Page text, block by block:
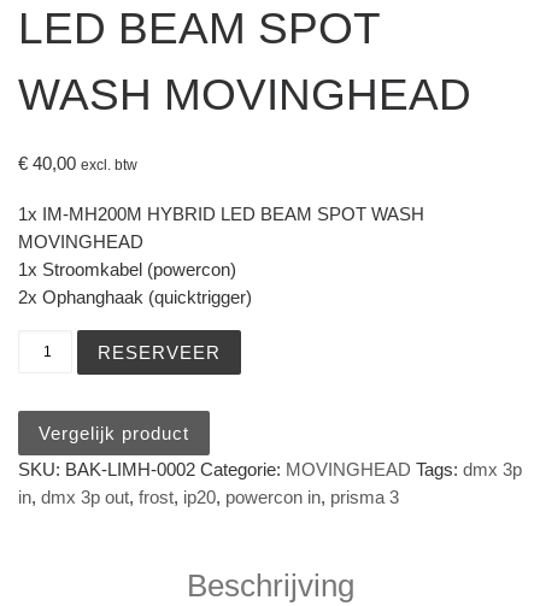
LED BEAM SPOT
WASH MOVINGHEAD
€ 40,00 excl. btw
1x IM-MH200M HYBRID LED BEAM SPOT WASH
MOVINGHEAD
1x Stroomkabel (powercon)
2x Ophanghaak (quicktrigger)
RESERVEER
Vergelijk product
SKU: BAK-LIMH-0002 Categorie: MOVINGHEAD Tags: dmx 3p
in, dmx 3p out, frost, ip20, powercon in, prisma 3
Beschrijving